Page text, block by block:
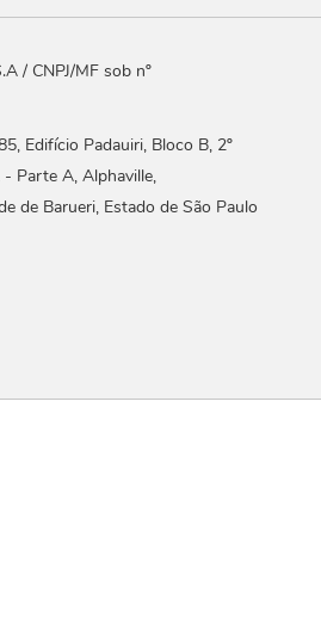
/ CNPJ/MF sob nº
Edifício Padauiri, Bloco B, 2º
Parte A, Alphaville,
de Barueri, Estado de São Paulo